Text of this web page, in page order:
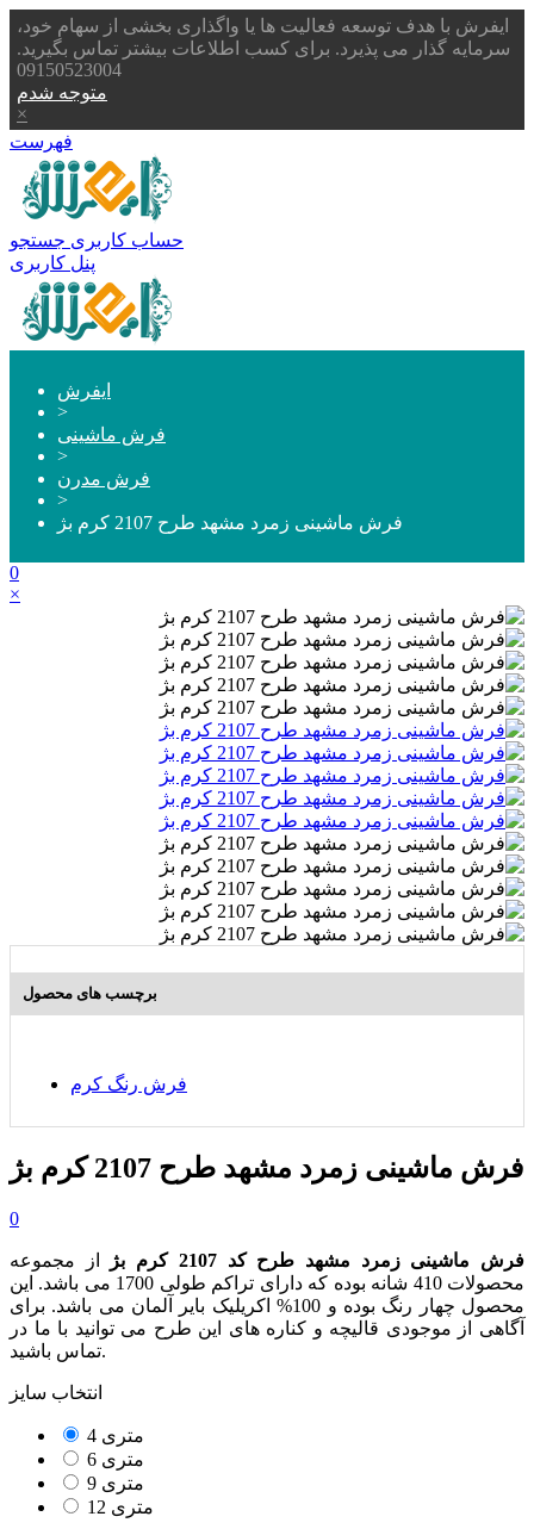
ایفرش با هدف توسعه فعالیت ها یا واگذاری بخشی از سهام خود،
سرمایه گذار می پذیرد. برای کسب اطلاعات بیشتر تماس بگیرید.
09150523004
متوجه شدم
×
فهرست
حساب کاربری جستجو
پنل کاربری
ایفرش
>
فرش ماشینی
>
فرش مدرن
>
فرش ماشینی زمرد مشهد طرح 2107 کرم بژ
0
×
برچسب های محصول
فرش رنگ کرم
فرش ماشینی زمرد مشهد طرح 2107 کرم بژ
0
فرش ماشینی زمرد مشهد طرح کد 2107 کرم بژ
از مجموعه
محصولات 410 شانه بوده که دارای تراکم طولی 1700 می باشد. این
محصول چهار رنگ بوده و 100% اکریلیک بایر آلمان می باشد. برای
آگاهی از موجودی قالیچه و کناره های این طرح می توانید با ما در
تماس باشید.
انتخاب سایز
4 متری
6 متری
9 متری
12 متری